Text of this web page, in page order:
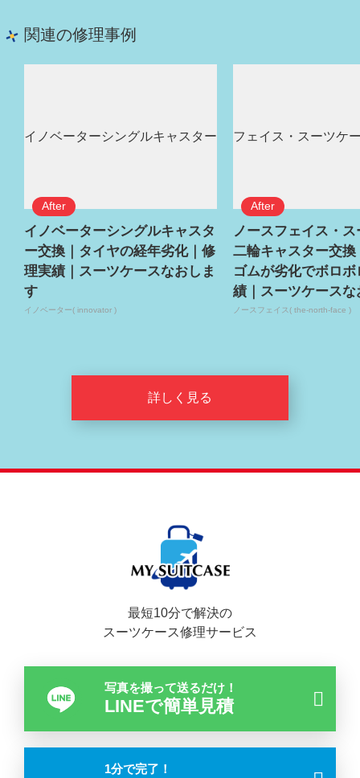
関連の修理事例
イノベーターシングルキャスタ
ー交換｜タイヤの経年劣化｜修
理実績｜スーツケースなおしま
す
イノベーター( innovator )
ノースフェイス・
二輪キャスター交換
ゴムが劣化でボロ
績｜スーツケースな
ノースフェイス( the-north-face )
詳しく見る
最短10分で解決の
スーツケース修理サービス
写真を撮って送るだけ！
LINEで簡単見積
1分で完了！